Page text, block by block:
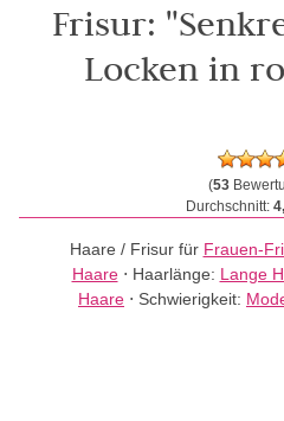
Frisur:
Locken in
(53
Durchschnitt:
Haare / Frisur für Frauen-
Haare⋅ Haarlänge: Lange
Haare ⋅ Schwierigkeit: